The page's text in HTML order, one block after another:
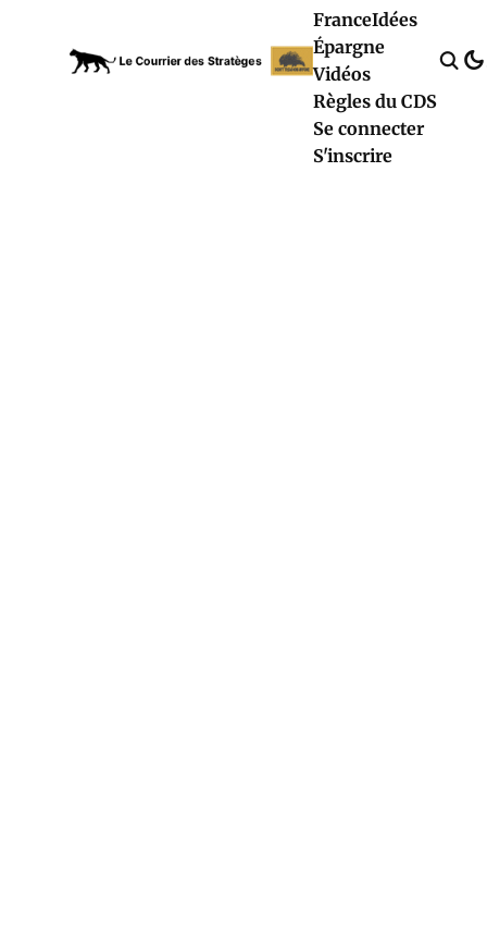
FranceIdées
Épargne
Vidéos
Règles du CDS
Se connecter
S'inscrire